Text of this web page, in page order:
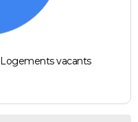
Logements vacants